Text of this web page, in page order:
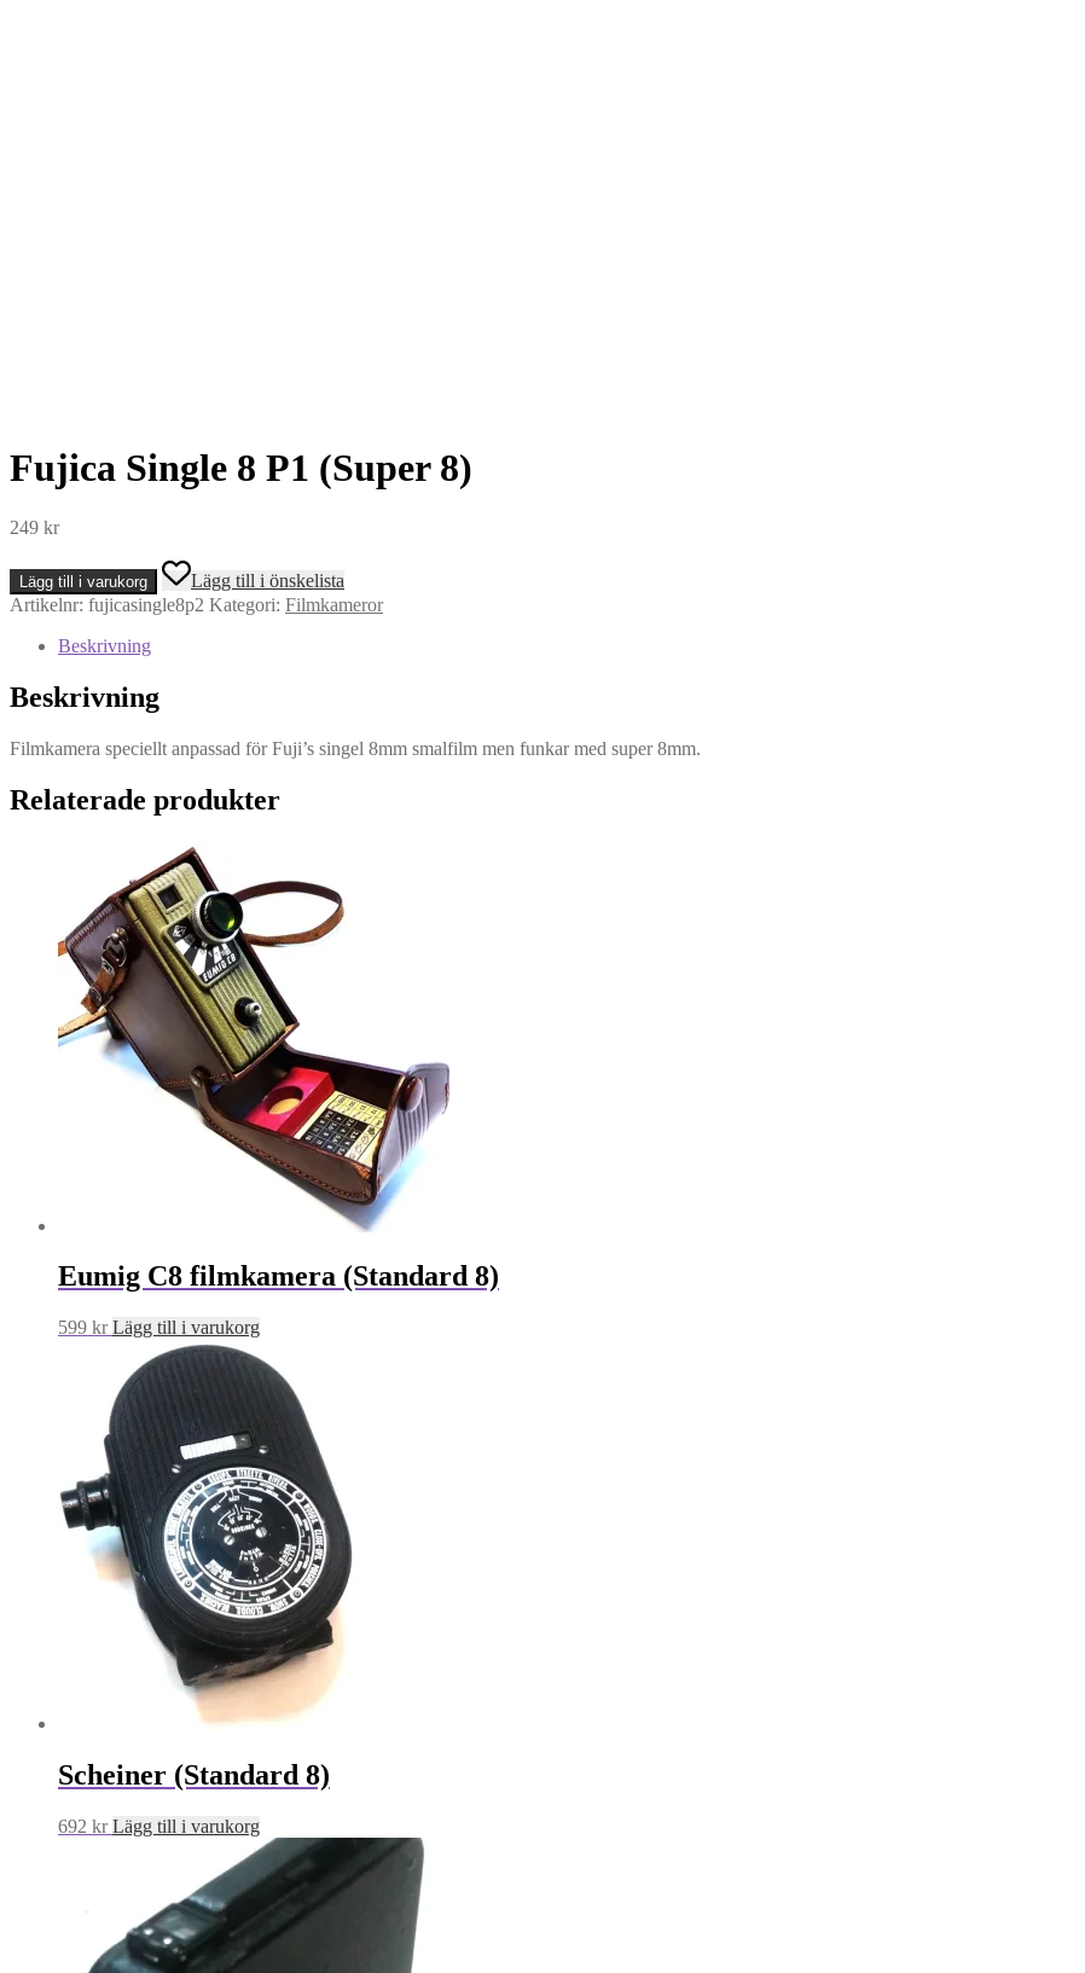
Fujica Single 8 P1 (Super 8)
249 kr
Fujica
Single
8
(Super
mängd
Lägg till i varukorg
Lägg till i önskelista
Artikelnr: fujicasingle8p2 Kategori: Filmkameror
Beskrivning
Beskrivning
Filmkamera speciellt anpassad för Fuji’s singel 8mm smalfilm men funkar med super 8mm.
Relaterade produkter
Eumig C8 filmkamera (Standard 8)
599 kr Lägg till i varukorg
Scheiner (Standard 8)
692 kr Lägg till i varukorg